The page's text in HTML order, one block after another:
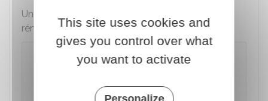
Un
rémunération :
Estimer le salaire d'un salarié en
This site uses cookies and
gives you control over what
you want to activate
Personalize